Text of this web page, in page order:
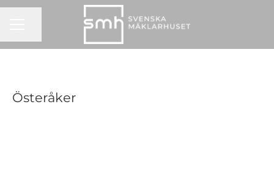
Österåker